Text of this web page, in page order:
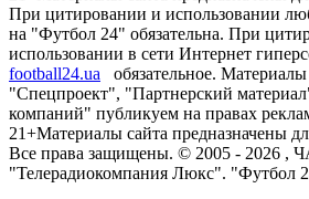
При цитировании и использовании
на "Футбол 24" обязательна. При
использовании в сети Интернет
football24.ua
обязательное.
"Спецпроект", "Партнерский
компаний" публикуем на правах
21+Материалы сайта предназначены
Все права защищены. © 2005 - 2026 ,
"Телерадиокомпания Люкс". "Футбол